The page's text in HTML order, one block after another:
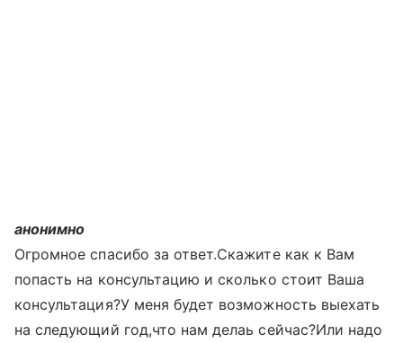
анонимно
Огромное спасибо за ответ.Скажите как к Вам
попасть на консультацию и сколько стоит Ваша
консультация?У меня будет возможность выехать
на следующий год,что нам делаь сейчас?Или надо